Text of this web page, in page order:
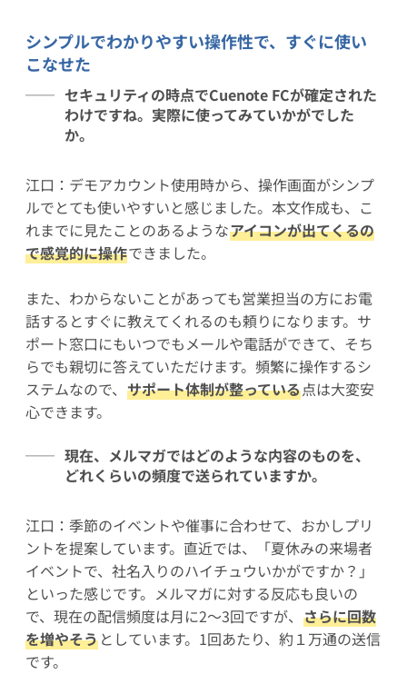
シンプルでわかりやすい操作性で、すぐに使い
こなせた
セキュリティの時点でCuenote FCが確定された
わけですね。実際に使ってみていかがでした
か。
江口：デモアカウント使用時から、操作画面がシンプ
ルでとても使いやすいと感じました。本文作成も、こ
れまでに見たことのあるようなアイコンが出てくるの
で感覚的に操作できました。
また、わからないことがあっても営業担当の方にお電
話するとすぐに教えてくれるのも頼りになります。サ
ポート窓口にもいつでもメールや電話ができて、そち
らでも親切に答えていただけます。頻繁に操作するシ
ステムなので、 サポート体制が整っている点は大変安
心できます。
現在、メルマガではどのような内容のものを、
どれくらいの頻度で送られていますか。
江口：季節のイベントや催事に合わせて、おかしプリ
ントを提案しています。直近では、「夏休みの来場者
イベントで、社名入りのハイチュウいかがですか？」
といった感じです。メルマガに対する反応も良いの
で、現在の配信頻度は月に2～3回ですが、 さらに回数
を増やそうとしています。1回あたり、約１万通の送信
です。